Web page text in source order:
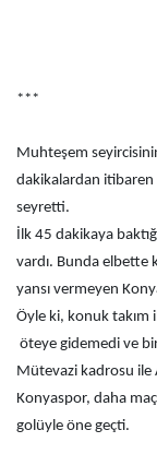
***
Muhteşem
dakikalardan itibaren
seyretti.
İlk 45 dakikaya
vardı. Bunda elbette
yansı vermeyen
Öyle ki, konuk takım
öteye gidemedi ve
Mütevazi kadrosu ile
Konyaspor, daha
golüyle öne geçti.